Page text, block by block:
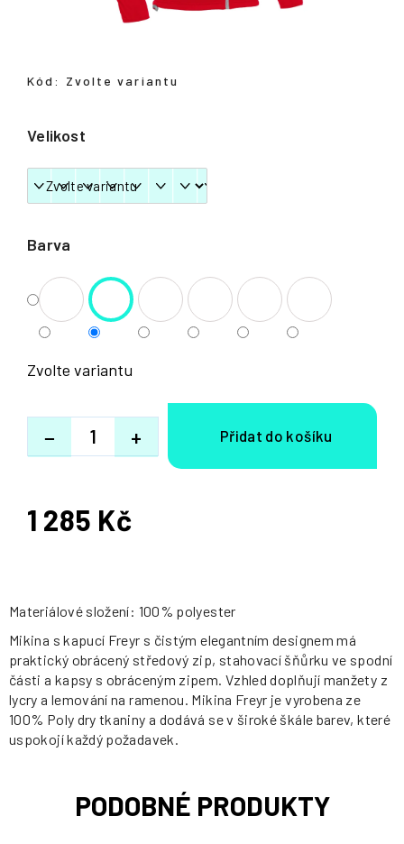
Barva
Velikost
Zvolte variantu
+
−
Kód: Zvolte variantu
1 285 Kč
Měrná
Materiálové složení: 100% polyester
Mikina s kapucí Freyr s čistým elegantním designem má
praktický obrácený středový zip, stahovací šňůrku ve spodní
části a kapsy s obráceným zipem. Vzhled doplňují manžety z
lycry a lemování na ramenou. Mikina Freyr je vyrobena ze
100% Poly dry tkaniny a dodává se v široké škále barev, které
uspokojí každý požadavek.